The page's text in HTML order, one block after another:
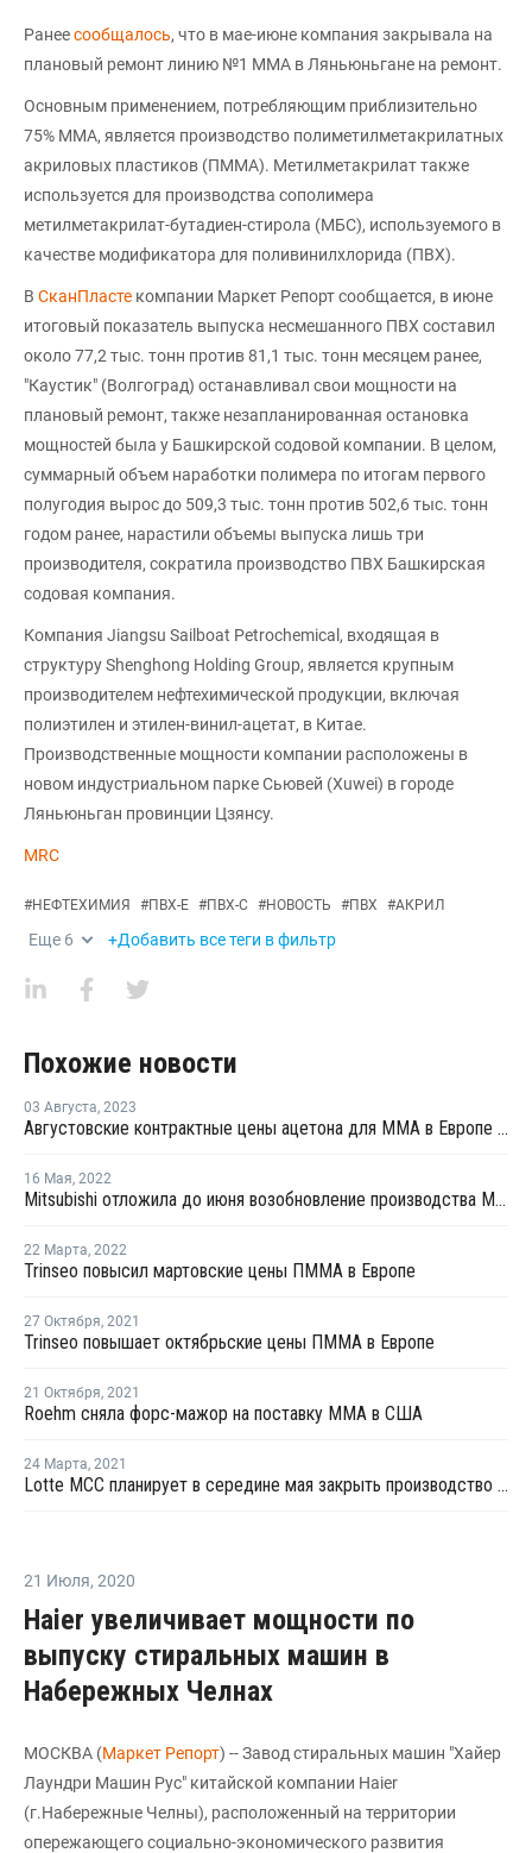
Ранеесообщалось, что в мае-июне компания закрывала на
плановый ремонт линию №1 ММА в Ляньюньгане на ремонт.
Основным применением, потребляющим приблизительно
75% ММА, является производство полиметилметакрилатных
акриловых пластиков (ПММА). Метилметакрилат также
используется для производства сополимера
метилметакрилат-бутадиен-стирола (МБС), используемого в
качестве модификатора для поливинилхлорида (ПВХ).
В СканПласте компании Маркет Репорт сообщается, в июне
итоговый показатель выпуска несмешанного ПВХ составил
около 77,2 тыс. тонн против 81,1 тыс. тонн месяцем ранее,
"Каустик" (Волгоград) останавливал свои мощности на
плановый ремонт, также незапланированная остановка
мощностей была у Башкирской содовой компании. В целом,
суммарный объем наработки полимера по итогам первого
полугодия вырос до 509,3 тыс. тонн против 502,6 тыс. тонн
годом ранее, нарастили объемы выпуска лишь три
производителя, сократила производство ПВХ Башкирская
содовая компания.
Компания Jiangsu Sailboat Petrochemical, входящая в
структуру Shenghong Holding Group, является крупным
производителем нефтехимической продукции, включая
полиэтилен и этилен-винил-ацетат, в Китае.
Производственные мощности компании расположены в
новом индустриальном парке Сьювей (Xuwei) в городе
Ляньюньган провинции Цзянсу.
MRC
#НЕФТЕХИМИЯ #ПВХ-Е #ПВХ-С #НОВОСТЬ #ПВХ #АКРИЛ
Еще 6 +Добавить все теги в фильтр
Похожие новости
03 Августа, 2023
Августовские контрактные цены ацетона для ММА в Европе остались на уроне июля
16 Мая, 2022
Mitsubishi отложила до июня возобновление производства ММА в Великобритании
22 Марта, 2022
Trinseo повысил мартовские цены ПММА в Европе
27 Октября, 2021
Trinseo повышает октябрьские цены ПММА в Европе
21 Октября, 2021
Roehm сняла форс-мажор на поставку ММА в США
24 Марта, 2021
Lotte MCC планирует в середине мая закрыть производство ММА на ремонт
21 Июля, 2020
Haier увеличивает мощности по
выпуску стиральных машин в
Набережных Челнах
МОСКВА (Маркет Репорт) -- Завод стиральных машин "Хайер
Лаундри Машин Рус" китайской компании Haier
(г.Набережные Челны), расположенный на территории
опережающего социально-экономического развития